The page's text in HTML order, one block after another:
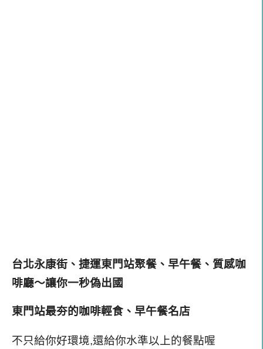
台北永康街、捷運東門站聚餐、早午餐、質感咖
啡廳～讓你一秒偽出國
東門站最夯的咖啡輕食、早午餐名店
不只給你好環境,還給你水準以上的餐點喔